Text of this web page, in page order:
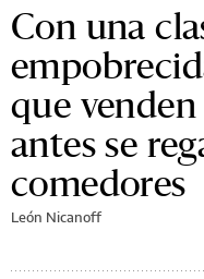
Con una
que
antes se
comedores
León Nicanoff